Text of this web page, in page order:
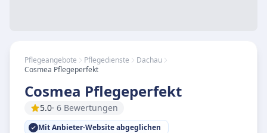
Pflegeangebote Pflegedienste
Dachau
Cosmea Pflegeperfekt
Cosmea Pflegeperfekt
5.0· 6 Bewertungen
Mit Anbieter-Website abgeglichen